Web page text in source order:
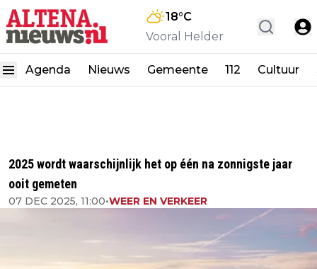
18°C
Vooral Helder
Agenda Nieuws Gemeente 112 Cultuur
2025 wordt waarschijnlijk het op één na zonnigste jaar
ooit gemeten
07 DEC 2025, 11:00•WEER EN VERKEER